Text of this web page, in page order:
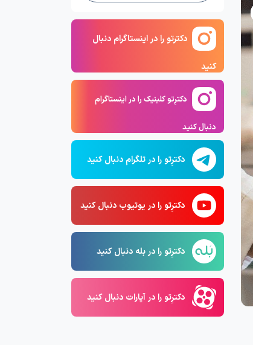
دکترتو را در اینستاگرام دنبال
کنید
دکترِتو کلینیک را در اینستاگرام
دنبال کنید
دکترِتو را در تلگرام دنبال کنید
دکترِتو را در یوتیوب دنبال کنید
دکترِتو را در بله دنبال کنید
دکترِتو را در آپارات دنبال کنید